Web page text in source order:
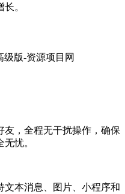
。
友，全程无干扰操作，确保
忧。
文本消息、图片、小程序和